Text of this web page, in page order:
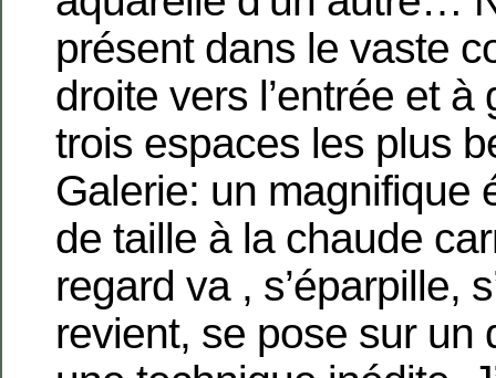
présent dans le vaste
droite vers l’entrée et
trois espaces les plus
Galerie: un magnifique
de taille à la chaude
regard va , s’éparpille,
revient, se pose sur un